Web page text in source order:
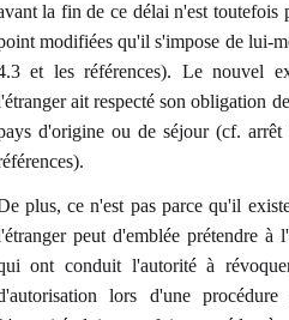
la fin de ce délai n'est toutefois
modifiées qu'il s'impose de lui-
et les références). Le nouvel
ait respecté son obligation
d'origine ou de séjour (cf.
plus, ce n'est pas parce qu'il
peut d'emblée prétendre à
ont conduit l'autorité à
lors d'une